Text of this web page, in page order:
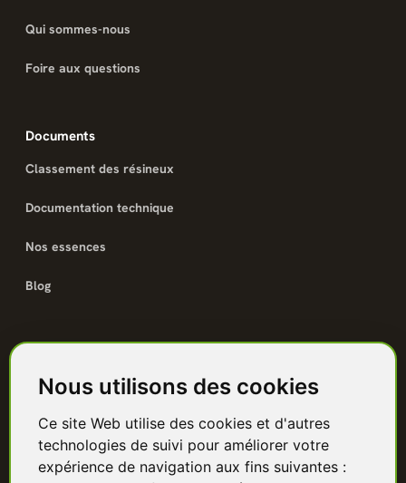
Nous utilisons des cookies
Ce site Web utilise des cookies et d'autres
technologies de suivi pour améliorer votre
expérience de navigation aux fins suivantes :
Qui sommes-nous
Foire aux questions
Documents
Classement des résineux
Documentation technique
Nos essences
Blog
Terrasse bois
Bardage bois
Charpente & ossature